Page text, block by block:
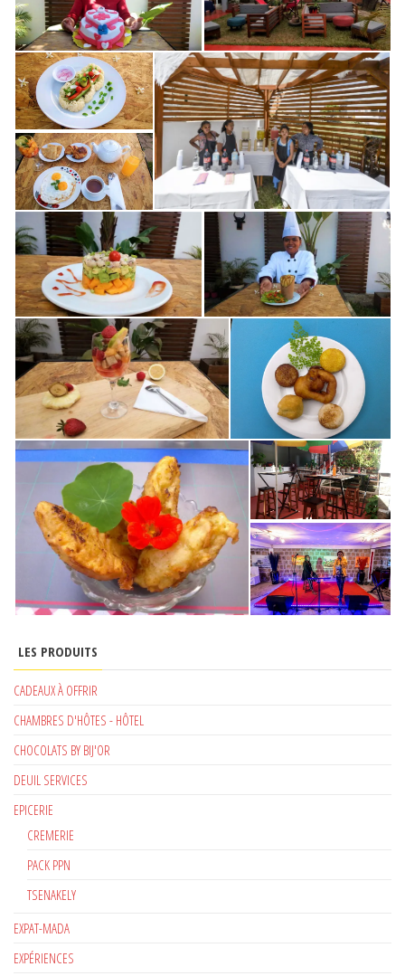
LES PRODUITS
CADEAUX À OFFRIR
CHAMBRES D'HÔTES - HÔTEL
CHOCOLATS BY BIJ'OR
DEUIL SERVICES
EPICERIE
CREMERIE
PACK PPN
TSENAKELY
EXPAT-MADA
EXPÉRIENCES